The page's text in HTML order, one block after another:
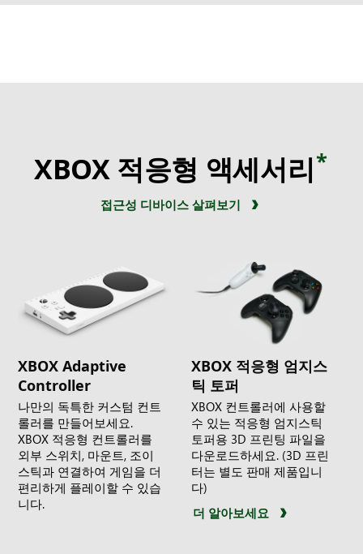
XBOX 적응형 액세서리*
접근성 디바이스 살펴보기
XBOX Adaptive
Controller
나만의 독특한 커스텀 컨트
롤러를 만들어보세요.
XBOX 적응형 컨트롤러를
외부 스위치, 마운트, 조이
스틱과 연결하여 게임을 더
편리하게 플레이할 수 있습
니다.
XBOX 적응형 엄지스
틱 토퍼
XBOX 컨트롤러에 사용할
수 있는 적응형 엄지스틱
토퍼용 3D 프린팅 파일을
다운로드하세요. (3D 프린
터는 별도 판매 제품입니
다)
더 알아보세요